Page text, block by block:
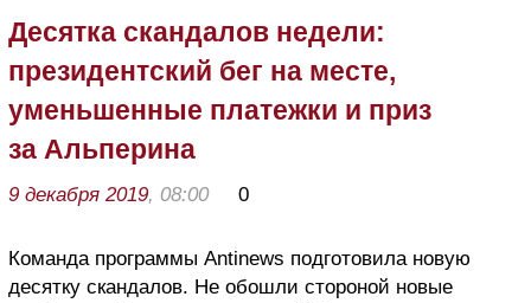
Десятка скандалов недели:
президентский бег на месте,
уменьшенные платежки и приз
за Альперина
9 декабря 2019, 08:00 0
Команда программы Antinews подготовила новую
десятку скандалов. Не обошли стороной новые